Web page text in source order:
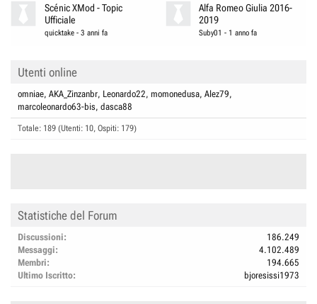
Scénic XMod - Topic
Ufficiale
quicktake -3 anni fa
Alfa Romeo Giulia 2016-
2019
Suby01 - 1 anno fa
Utenti online
omniae AKA_Zinzanbr Leonardo22 momonedusa Alez79
marcoleonardo63-bis dasca88
Totale: 189 (Utenti: 10, Ospiti: 179)
Statistiche del Forum
Discussioni
186.249
Messaggi
4.102.489
Membri
194.665
Ultimo Iscritto
bjoresissi1973